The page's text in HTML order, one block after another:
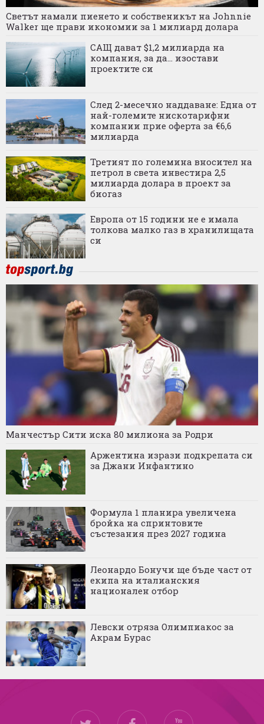
Светът намали пиенето и собственикът на Johnnie
Walker ще прави икономии за 1 милиард долара
САЩ дават $1,2 милиарда на
компания, за да... изостави
проектите си
След 2-месечно наддаване: Една от
най-големите нискотарифни
компании прие оферта за €6,6
милиарда
Третият по големина вносител на
петрол в света инвестира 2,5
милиарда долара в проект за
биогаз
Европа от 15 години не е имала
толкова малко газ в хранилищата
си
Манчестър Сити иска 80 милиона за Родри
Аржентина изрази подкрепата си
за Джани Инфантино
Формула 1 планира увеличена
бройка на спринтовите
състезания през 2027 година
Леонардо Бонучи ще бъде част от
екипа на италианския
национален отбор
Левски отряза Олимпиакос за
Акрам Бурас